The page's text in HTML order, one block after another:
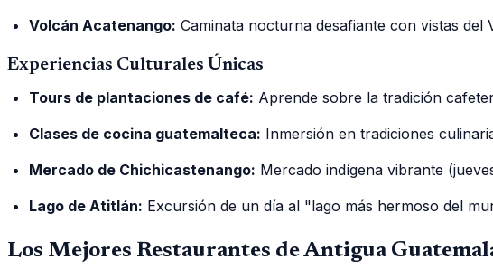
Volcán Acatenango: Caminata nocturna desafiante con vistas del
Experiencias Culturales Únicas
Tours de plantaciones de café: Aprende sobre la tradición
Clases de cocina guatemalteca: Inmersión en tradiciones
Mercado de Chichicastenango: Mercado indígena vibrante
Lago de Atitlán: Excursión de un día al "lago más hermoso del
Los Mejores Restaurantes de Antigua